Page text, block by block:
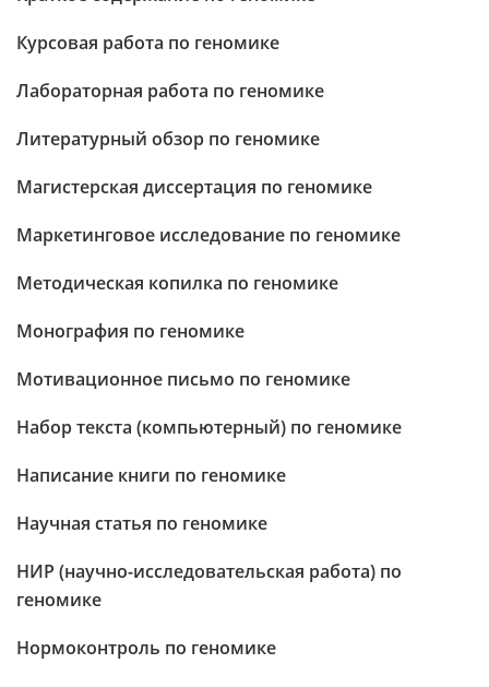
Курсовая работа по геномике
Лабораторная работа по геномике
Литературный обзор по геномике
Магистерская диссертация по геномике
Маркетинговое исследование по геномике
Методическая копилка по геномике
Монография по геномике
Мотивационное письмо по геномике
Набор текста (компьютерный) по геномике
Написание книги по геномике
Научная статья по геномике
НИР (научно-исследовательская работа) по
геномике
Нормоконтроль по геномике